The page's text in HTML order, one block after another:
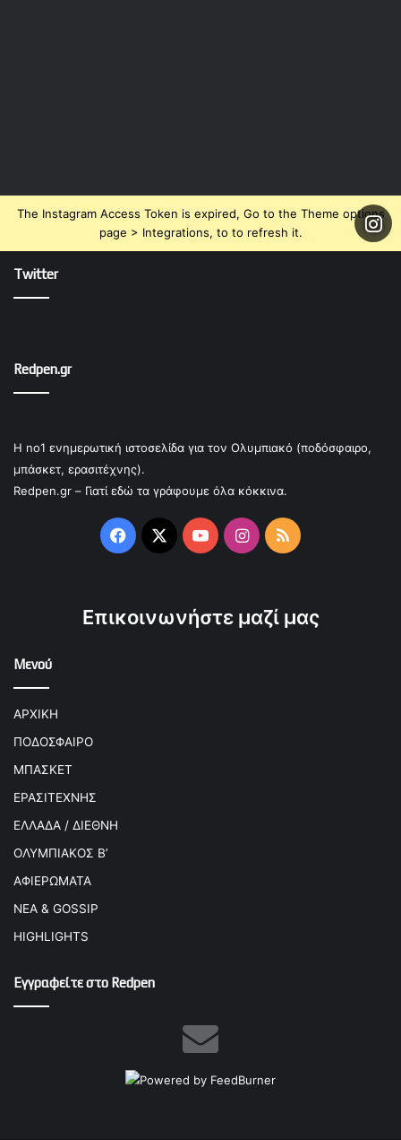
The Instagram Access Token is expired, Go to the Theme options
page > Integrations, to to refresh it.
Twitter
Redpen.gr
Η no1 ενημερωτική ιστοσελίδα για τον Ολυμπιακό (ποδόσφαιρο,
μπάσκετ, ερασιτέχνης).
Redpen.gr – Γιατί εδώ τα γράφουμε όλα κόκκινα.
Facebook
X YouTubeInstagram
RSS
Επικοινωνήστε μαζί μας
Μενού
ΑΡΧΙΚΗ
ΠΟΔΟΣΦΑΙΡΟ
ΜΠΑΣΚΕΤ
ΕΡΑΣΙΤΕΧΝΗΣ
ΕΛΛΑΔΑ / ΔΙΕΘΝΗ
ΟΛΥΜΠΙΑΚΟΣ Β’
ΑΦΙΕΡΩΜΑΤΑ
ΝΕΑ & GOSSIP
HIGHLIGHTS
Εγγραφείτε στο Redpen